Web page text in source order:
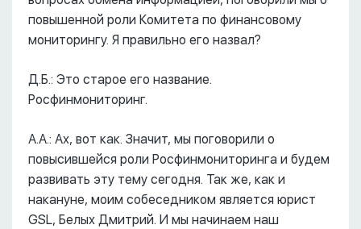
повышенной роли Комитета по финансовому
мониторингу. Я правильно его назвал?
Д.Б.: Это старое его название.
Росфинмониторинг.
А.А.: Ах, вот как. Значит, мы поговорили о
повысившейся роли Росфинмониторинга и будем
развивать эту тему сегодня. Так же, как и
накануне, моим собеседником является юрист
GSL, Белых Дмитрий. И мы начинаем наш